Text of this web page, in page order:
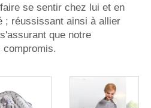
se sentir chez lui et en
; réussissant ainsi à allier
que notre
compromis.